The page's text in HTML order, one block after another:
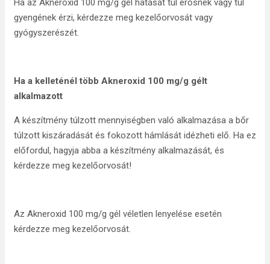
Ha az Akneroxid 100 mg/g gél hatását túl erősnek vagy túl
gyengének érzi, kérdezze meg kezelőorvosát vagy
gyógyszerészét.
Ha a kelleténél több Akneroxid 100 mg/g gélt
alkalmazott
A készítmény túlzott mennyiségben való alkalmazása a bőr
túlzott kiszáradását és fokozott hámlását idézheti elő. Ha ez
előfordul, hagyja abba a készítmény alkalmazását, és
kérdezze meg kezelőorvosát!
Az Akneroxid 100 mg/g gél véletlen lenyelése esetén
kérdezze meg kezelőorvosát.